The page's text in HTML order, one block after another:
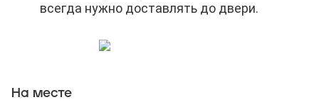
всегда нужно доставлять до двери.
На месте